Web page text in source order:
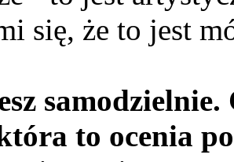
się, że to jest
to ocenia